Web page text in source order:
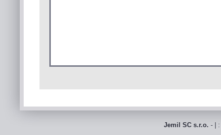
Jemil SC s.r.o. - |